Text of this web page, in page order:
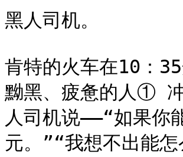
黑人司机。
肯特的火车在10：
黝黑、疲惫的人①
人司机说——“如果你
元。”“我想不出能